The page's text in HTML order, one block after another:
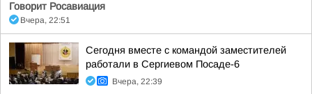
Говорит Росавиация
Вчера, 22:51
Сегодня вместе с командой заместителей
работали в Сергиевом Посаде-6
Вчера, 22:39